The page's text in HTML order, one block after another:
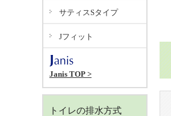
サティスSタイプ
Jフィット
Janis TOP >
トイレの排水方式